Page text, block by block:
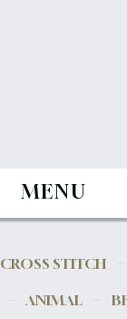
MENU
CROSS STITCH
ANIMAL